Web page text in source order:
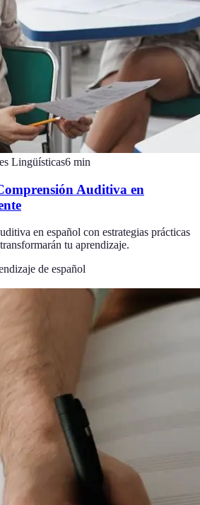
Lingüísticas6 min
Auditiva en
en español con estrategias prácticas
tu aprendizaje.
de español